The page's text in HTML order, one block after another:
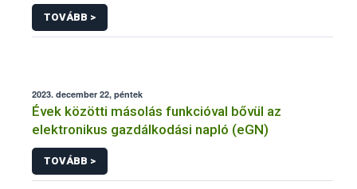
TOVÁBB >
2023. december 22, péntek
Évek közötti másolás funkcióval bővül az
elektronikus gazdálkodási napló (eGN)
TOVÁBB >